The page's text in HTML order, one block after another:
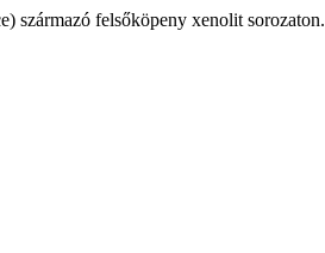
származó felsőköpeny xenolit sorozaton.